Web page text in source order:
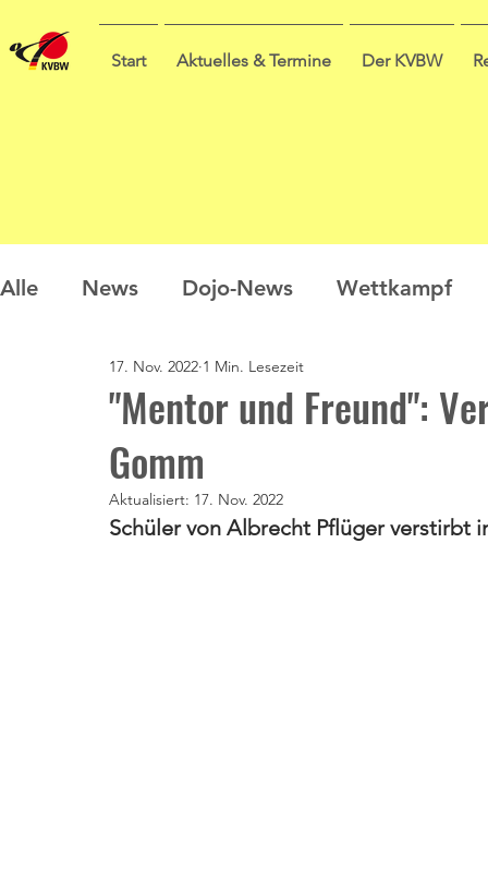
Start Aktuelles & Termine Der KVBW
Alle News Dojo-News Wettkampf
Nachwuchs Prüfungen
Sommercamp
"Mentor und Freund":
Gomm
17. Nov. 2022 1 Min. Lesezeit
Aktualisiert: 17. Nov. 2022
Schüler von Albrecht Pflüger verstirbt